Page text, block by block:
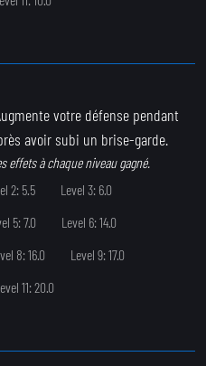
votre défense pendant
avoir subi un brise-garde.
effets à chaque niveau gagné.
2: 5.5
Level 3: 6.0
5: 7.0
Level 6: 14.0
8: 16.0
Level 9: 17.0
11: 20.0